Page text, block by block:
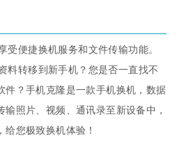
便捷换机服务和文件传输功能。
转移到新手机？您是否一直找不
件？手机克隆是一款手机换机，数据
照片、视频、通讯录至新设备中，
您极致换机体验！